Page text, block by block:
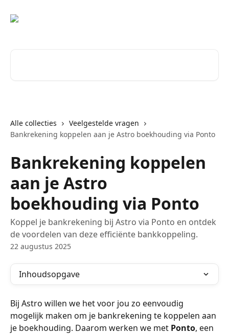
Alle collecties
Veelgestelde vragen
Bankrekening koppelen aan je Astro boekhouding via Ponto
Bankrekening koppelen
aan je Astro
boekhouding via Ponto
Koppel je bankrekening bij Astro via Ponto en ontdek
de voordelen van deze efficiënte bankkoppeling.
22 augustus 2025
Inhoudsopgave
Bij Astro willen we het voor jou zo eenvoudig
mogelijk maken om je bankrekening te koppelen aan
je boekhouding. Daarom werken we met Ponto, een